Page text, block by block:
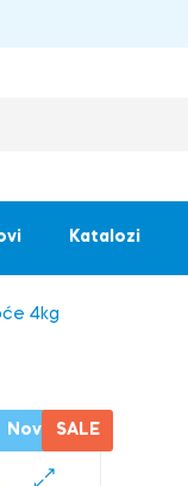
Katalozi
4kg
Novo SALE